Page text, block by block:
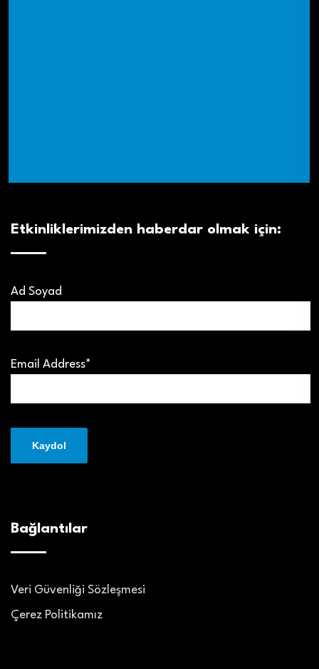
Etkinliklerimizden haberdar olmak için:
Ad Soyad
Email Address*
Bağlantılar
Veri Güvenliği Sözleşmesi
Çerez Politikamız